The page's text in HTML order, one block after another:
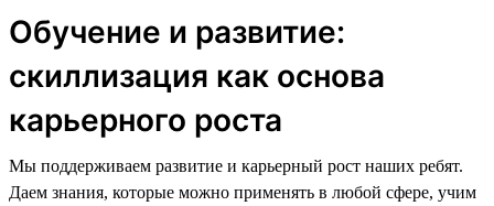
Обучение и развитие:
скиллизация как основа
карьерного роста
Мы поддерживаем развитие и карьерный рост наших ребят.
Даем знания, которые можно применять в любой сфере, учим